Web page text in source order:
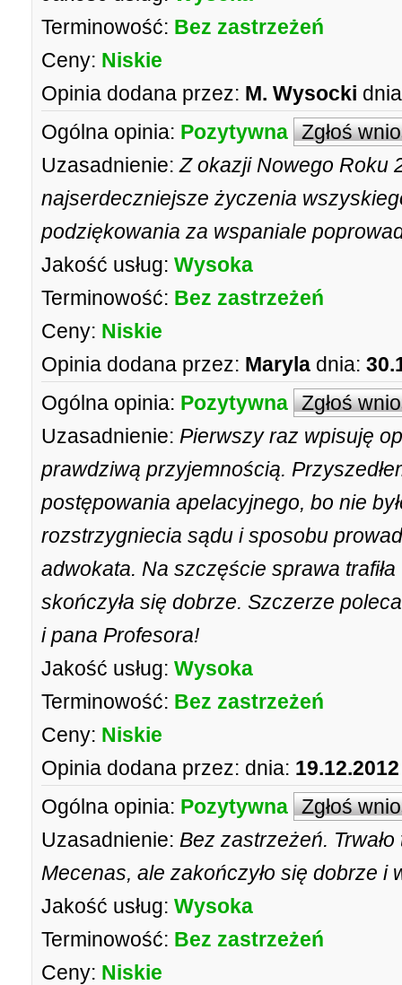
Terminowość: Bez zastrzeżeń
Ceny: Niskie
Opinia dodana przez: M. Wysocki
Ogólna opinia: Pozytywna Zgłoś
Uzasadnienie: Z okazji Nowego Roku
najserdeczniejsze życzenia
podziękowania za wspaniale
Jakość usług: Wysoka
Terminowość: Bez zastrzeżeń
Ceny: Niskie
Opinia dodana przez: Maryla dnia:
Ogólna opinia: Pozytywna Zgłoś
Uzasadnienie: Pierwszy raz wpisuję
prawdziwą przyjemnością.
postępowania apelacyjnego, bo nie
rozstrzygniecia sądu i sposobu
adwokata. Na szczęście sprawa
skończyła się dobrze. Szczerze
i pana Profesora!
Jakość usług: Wysoka
Terminowość: Bez zastrzeżeń
Ceny: Niskie
Opinia dodana przez: dnia:
Ogólna opinia: Pozytywna Zgłoś
Uzasadnienie: Bez zastrzeżeń.
Mecenas, ale zakończyło się dobrze i
Jakość usług: Wysoka
Terminowość: Bez zastrzeżeń
Ceny: Niskie